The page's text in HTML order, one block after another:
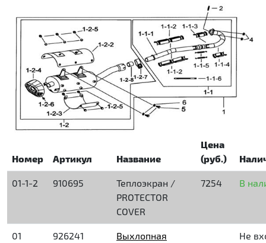
Номер Артикул Название
Цена
(руб.)
01-1-2 910695
Теплоэкран /
PROTECTOR
COVER
7254 В
01 926241
Выхлопная
Не